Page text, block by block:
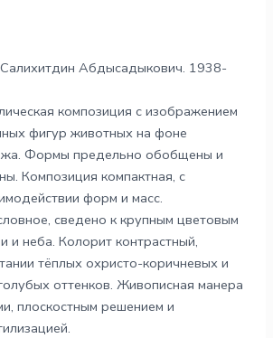
Абдысадыкович. 1938-
композиция с изображением
фигур животных на фоне
Формы предельно обобщены и
Композиция компактная, с
форм и масс.
сведено к крупным цветовым
и неба. Колорит контрастный,
тёплых охристо-коричневых и
оттенков. Живописная манера
плоскостным решением и